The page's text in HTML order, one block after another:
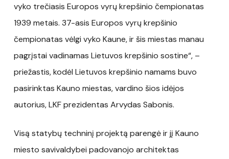
vyko trečiasis Europos vyrų krepšinio čempionatas
1939 metais. 37-asis Europos vyrų krepšinio
čempionatas vėlgi vyko Kaune, ir šis miestas manau
pagrįstai vadinamas Lietuvos krepšinio sostine“, –
priežastis, kodėl Lietuvos krepšinio namams buvo
pasirinktas Kauno miestas, vardino šios idėjos
autorius, LKF prezidentas Arvydas Sabonis.
Visą statybų techninį projektą parengė ir jį Kauno
miesto savivaldybei padovanojo architektas